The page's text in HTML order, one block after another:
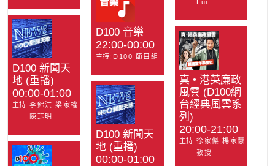
D100 新聞天
地 (重播)
00:00-01:00
主持: 李錦洪 梁家權
陳珏明
D100 音樂
22:00-00:00
主持: D100 節目組
D100 新聞天
地 (重播)
00:00-01:00
Lui
真 • 港英廉政
風雲 (D100網
台經典風雲系
列)
20:00-21:00
主持: 徐家傑 楊家慧
教授